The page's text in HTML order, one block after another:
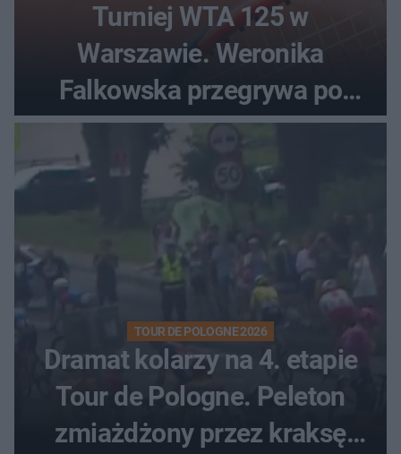
Turniej WTA 125 w
Warszawie. Weronika
Falkowska przegrywa po
zaciętym boju
TOUR DE POLOGNE 2026
Dramat kolarzy na 4. etapie
Tour de Pologne. Peleton
zmiażdżony przez kraksę